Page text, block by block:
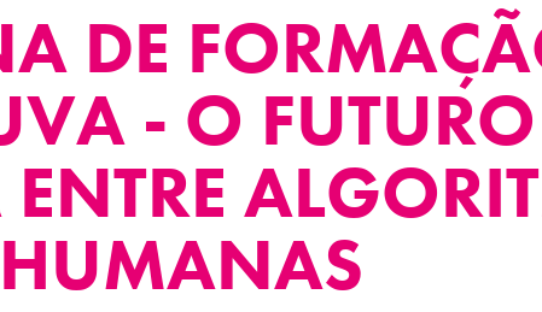
DE
- O
HUMANAS